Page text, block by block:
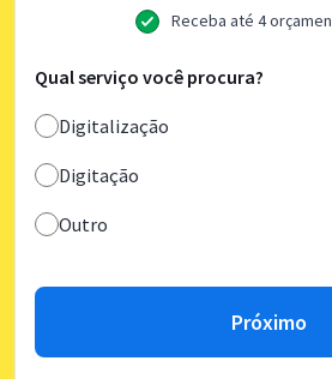
Receba até 4
Qual serviço você procura?
Digitalização
Digitação
Outro
Próximo